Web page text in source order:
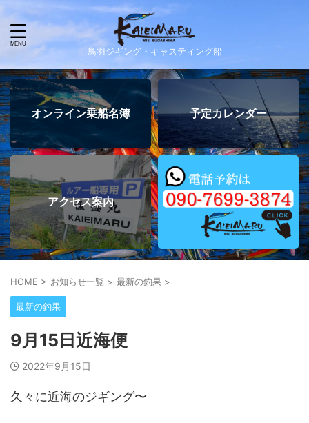
鳥羽ジギング・キャスティング船
オンライン乗船名簿 予定カレンダー
アクセス案内
HOME > お知らせ一覧 > 最新の釣果 >
最新の釣果
9月15日近海便
2022年9月15日
久々に近海のジギング〜